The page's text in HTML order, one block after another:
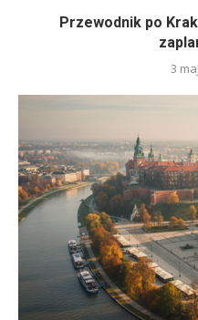
Przewodnik po
3